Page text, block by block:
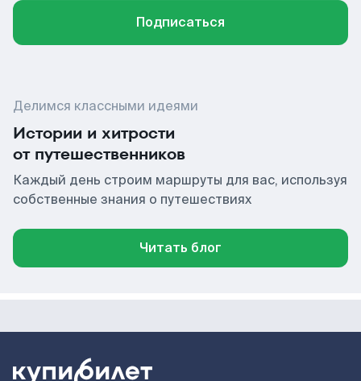
Подписаться
Делимся классными идеями
Истории и хитрости
от путешественников
Каждый день строим маршруты для вас, используя
собственные знания о путешествиях
Читать блог